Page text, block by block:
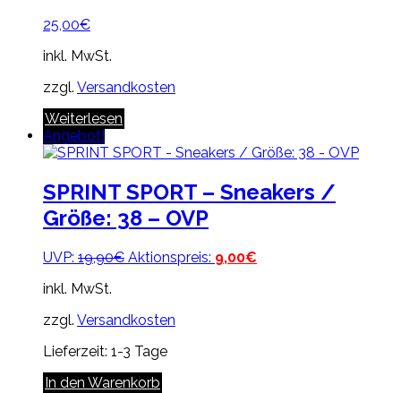
25,00€
inkl. MwSt.
zzgl. Versandkosten
Weiterlesen
Angebot!
SPRINT SPORT – Sneakers /
Größe: 38 – OVP
UVP: 19,90€ Ursprünglicher
Aktionspreis: 9,00€
inkl. MwSt.
zzgl. Versandkosten
Lieferzeit: 1-3 Tage
In den Warenkorb